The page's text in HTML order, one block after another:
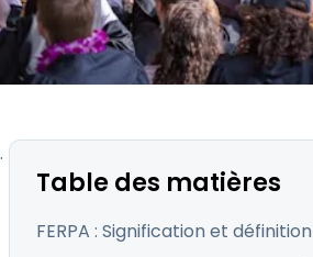
Tous les produits
繁體中文
日本語
ภาษาไทย
Bahasa
Table des matières
FERPA : Signification et définition